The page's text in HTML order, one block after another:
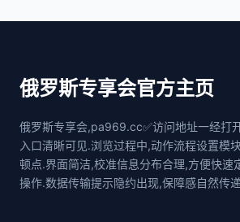
俄罗斯专享会官方主页
俄罗斯专享会,pa969.cc✅访问地址一经打
入口清晰可见.浏览过程中,动作流程设置模
顿点.界面简洁,校准信息分布合理,方便快速
操作.数据传输提示隐约出现,保障感自然传